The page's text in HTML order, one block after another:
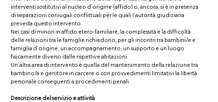
interventi sostitutivi al nucleo d’origine (affido) o, ancora, si è in presenza
di separazioni coniugali conflittuali per le quali l’autorità giudiziaria
preveda questo intervento.
Nei casi di minori in affido etero-familiare, la complessità e la difficoltà
delle relazioni tra le famiglie richiedono, per gli incontri tra bambini/e e
famiglia d’origine, un accompagnamento, un supporto e un luogo
fisicamente diverso dalle rispettive abitazioni.
Un’altra area di intervento è quella del mantenimento della relazione tra
bambino/a e genitore in carcere o con provvedimenti limitativi la libertà
personale conseguenti a procedimenti penali.
Descrizione del servizio e attività